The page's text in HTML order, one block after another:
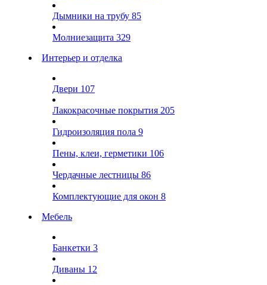
Дымники на трубу 85
Молниезащита 329
Интерьер и отделка
Двери 107
Лакокрасочные покрытия 205
Гидроизоляция пола 9
Пены, клеи, герметики 106
Чердачные лестницы 86
Комплектующие для окон 8
Мебель
Банкетки 3
Диваны 12